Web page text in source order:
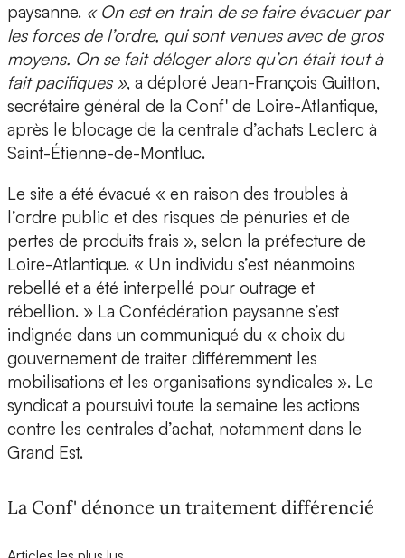
paysanne. « On est en train de se faire évacuer par
les forces de l’ordre, qui sont venues avec de gros
moyens. On se fait déloger alors qu’on était tout à
fait pacifiques », a déploré Jean-François Guitton,
secrétaire général de la Conf' de Loire-Atlantique,
après le blocage de la centrale d’achats Leclerc à
Saint-Étienne-de-Montluc.
Le site a été évacué « en raison des troubles à
l’ordre public et des risques de pénuries et de
pertes de produits frais », selon la préfecture de
Loire-Atlantique. « Un individu s’est néanmoins
rebellé et a été interpellé pour outrage et
rébellion. » La Confédération paysanne s’est
indignée dans un communiqué du « choix du
gouvernement de traiter différemment les
mobilisations et les organisations syndicales ». Le
syndicat a poursuivi toute la semaine les actions
contre les centrales d’achat, notamment dans le
Grand Est.
La Conf' dénonce un traitement différencié